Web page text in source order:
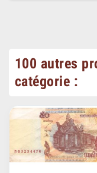
100 autres
catégorie :